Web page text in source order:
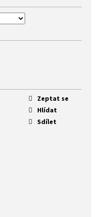
Zeptat se
Hlídat
Sdílet